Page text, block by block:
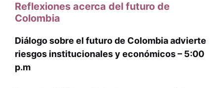
Reflexiones acerca del futuro de
Colombia
Diálogo sobre el futuro de Colombia advierte
riesgos institucionales y económicos – 5:00
p.m